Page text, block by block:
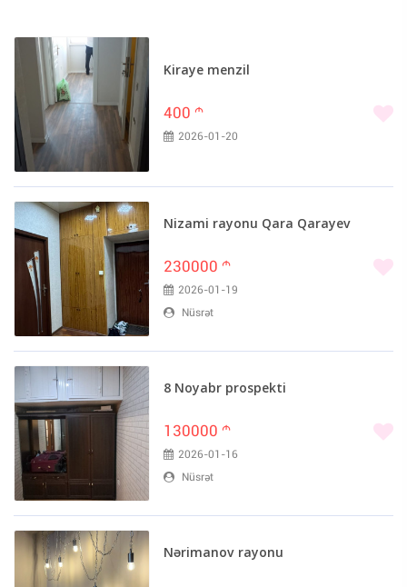
Kiraye menzil
400 m
2026-01-20
Nizami rayonu Qara Qarayev
230000 m
2026-01-19
Nüsrət
8 Noyabr prospekti
130000 m
2026-01-16
Nüsrət
Nərimanov rayonu